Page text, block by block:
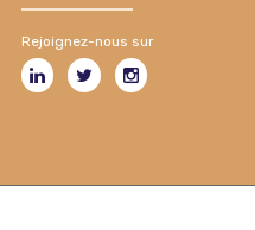
Rejoignez-nous sur